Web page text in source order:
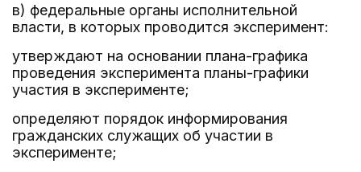
в) федеральные органы исполнительной
власти, в которых проводится эксперимент:
утверждают на основании плана-графика
проведения эксперимента планы-графики
участия в эксперименте;
определяют порядок информирования
гражданских служащих об участии в
эксперименте;